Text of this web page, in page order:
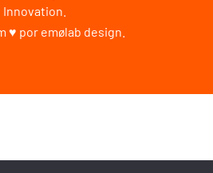
Innovation.
♥ por emølab design